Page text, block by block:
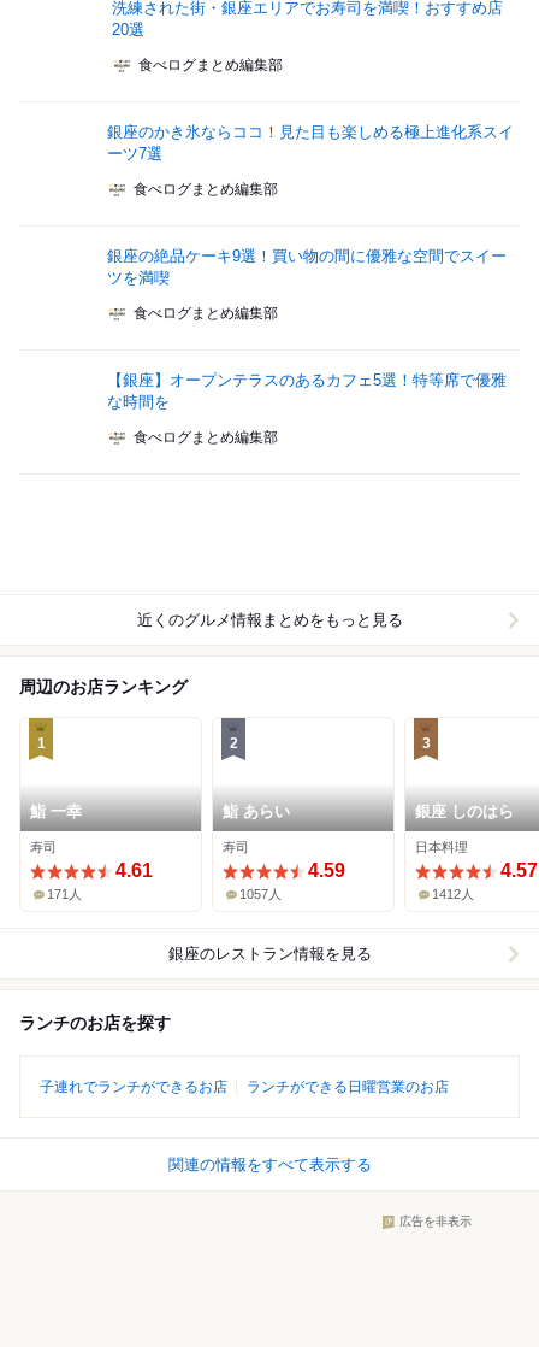
洗練された街・銀座エリアでお寿司を満喫！おすすめ店
20選
食べログまとめ編集部
銀座のかき氷ならココ！見た目も楽しめる極上進化系スイ
ーツ7選
食べログまとめ編集部
銀座の絶品ケーキ9選！買い物の間に優雅な空間でスイー
ツを満喫
食べログまとめ編集部
【銀座】オープンテラスのあるカフェ5選！特等席で優雅
な時間を
食べログまとめ編集部
近くのグルメ情報まとめをもっと見る
周辺のお店ランキング
1
鮨 一幸
寿司
4.61
171人
2
鮨 あらい
寿司
4.59
1057人
3
銀座 しのはら
日本料理
4.57
1412人
銀座のレストラン情報を見る
ランチのお店を探す
子連れでランチができるお店 ランチができる日曜営業のお店
関連の情報をすべて表示する
広告を非表示